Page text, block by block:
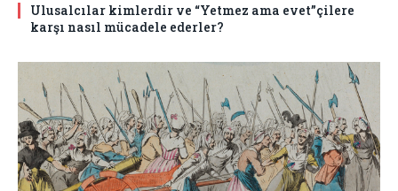
Ulusalcılar kimlerdir ve “Yetmez ama evet”çilere
karşı nasıl mücadele ederler?